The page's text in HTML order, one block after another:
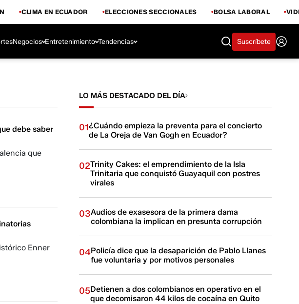
CLIMA EN ECUADOR ELECCIONES SECCIONALES BOLSA LABORAL
Negocios Entretenimiento Tendencias Suscríbete
debe saber
que
Enner
LO MÁS DESTACADO DEL DÍA
01¿Cuándo empieza la preventa para el concierto
de La Oreja de Van Gogh en Ecuador?
02Trinity Cakes: el emprendimiento de la Isla
Trinitaria que conquistó Guayaquil con postres
virales
03Audios de exasesora de la primera dama
colombiana la implican en presunta corrupción
04Policía dice que la desaparición de Pablo Llanes
fue voluntaria y por motivos personales
05Detienen a dos colombianos en operativo en el
que decomisaron 44 kilos de cocaína en Quito